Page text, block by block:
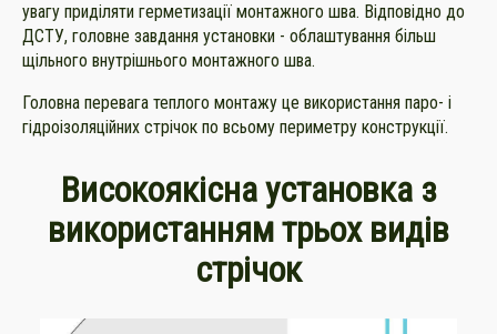
увагу приділяти герметизації монтажного шва. Відповідно до
ДСТУ, головне завдання установки - облаштування більш
щільного внутрішнього монтажного шва.
Головна перевага теплого монтажу це використання паро- і
гідроізоляційних стрічок по всьому периметру конструкції.
Високоякісна установка з
використанням трьох видів
стрічок